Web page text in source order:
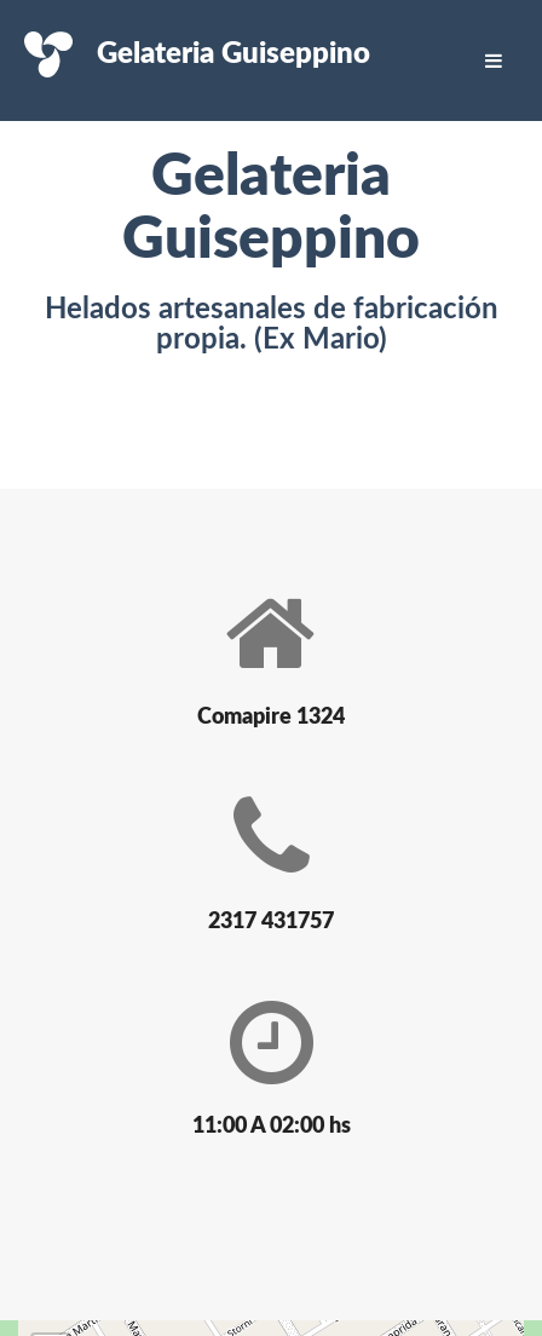
Gelateria Guiseppino
Gelateria
Guiseppino
Helados artesanales de fabricación
propia. (Ex Mario)
Comapire 1324
2317 431757
11:00 A 02:00 hs